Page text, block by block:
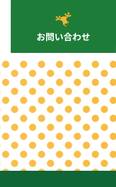
お問い合わせ